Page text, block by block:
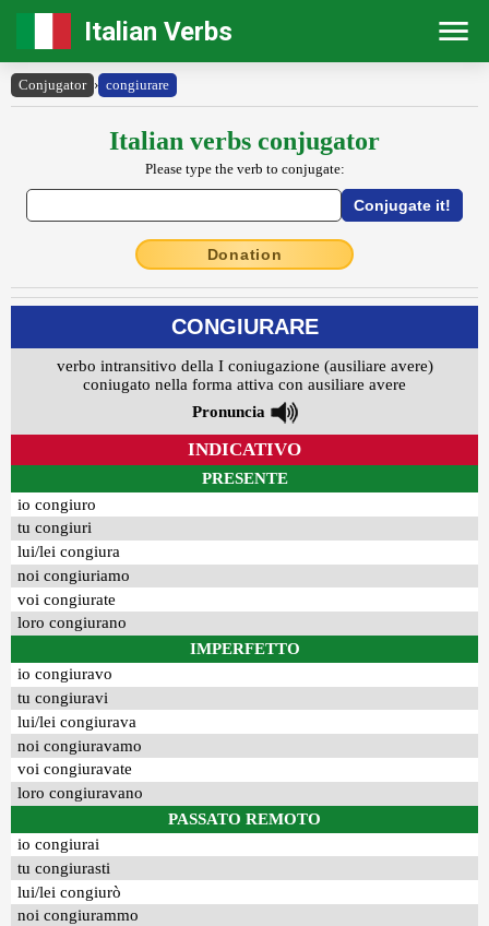
Italian Verbs
Conjugator › congiurare
Italian verbs conjugator
Please type the verb to conjugate:
Donation
CONGIURARE
verbo intransitivo della I coniugazione (ausiliare avere)
coniugato nella forma attiva con ausiliare avere
Pronuncia
INDICATIVO
PRESENTE
io congiuro
tu congiuri
lui/lei congiura
noi congiuriamo
voi congiurate
loro congiurano
IMPERFETTO
io congiuravo
tu congiuravi
lui/lei congiurava
noi congiuravamo
voi congiuravate
loro congiuravano
PASSATO REMOTO
io congiurai
tu congiurasti
lui/lei congiurò
noi congiurammo